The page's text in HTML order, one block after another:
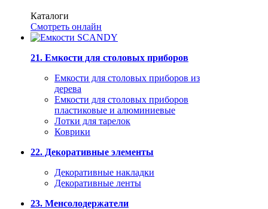
Каталоги
Смотреть онлайн
21. Емкости для столовых приборов
Емкости для столовых приборов из
дерева
Емкости для столовых приборов
пластиковые и алюминиевые
Лотки для тарелок
Коврики
22. Декоративные элементы
Декоративные накладки
Декоративные ленты
23. Менсолодержатели